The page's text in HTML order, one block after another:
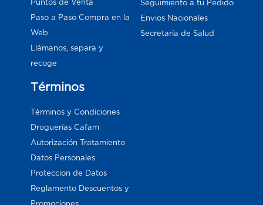
Puntos de Venta
Paso a Paso Compra en la
Web
Llámanos, separa y
recoge
Seguimiento a tu Pedido
Envios Nacionales
Secretaría de Salud
Términos
Términos y Condiciones
Droguerías Cafam
Autorización Tratamiento
Datos Personales
Proteccion de Datos
Reglamento Descuentos y